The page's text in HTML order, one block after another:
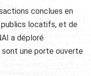
conclues en
locatifs, et de
a déploré
sont une porte ouverte